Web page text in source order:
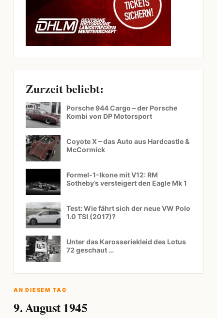
Zurzeit beliebt:
Porsche 944 Cargo – der Porsche
Kombi von DP Motorsport
Coyote X – das Auto aus Hardcastle &
McCormick
Formel-1-Ikone mit V12: RM
Sotheby’s versteigert den Eagle Mk 1
Test: Wie fährt sich der neue VW Polo
1.0 TSI (2017)?
Unter das Karosseriekleid des Lotus
72 geschaut …
AN DIESEM TAG
9. August 1945